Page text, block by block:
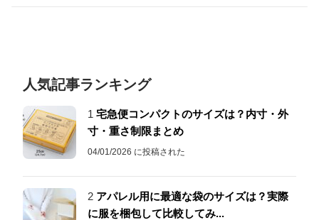
人気記事ランキング
1 宅急便コンパクトのサイズは？内寸・外
寸・重さ制限まとめ
04/01/2026 に投稿された
2 アパレル用に最適な袋のサイズは？実際
に服を梱包して比較してみ...